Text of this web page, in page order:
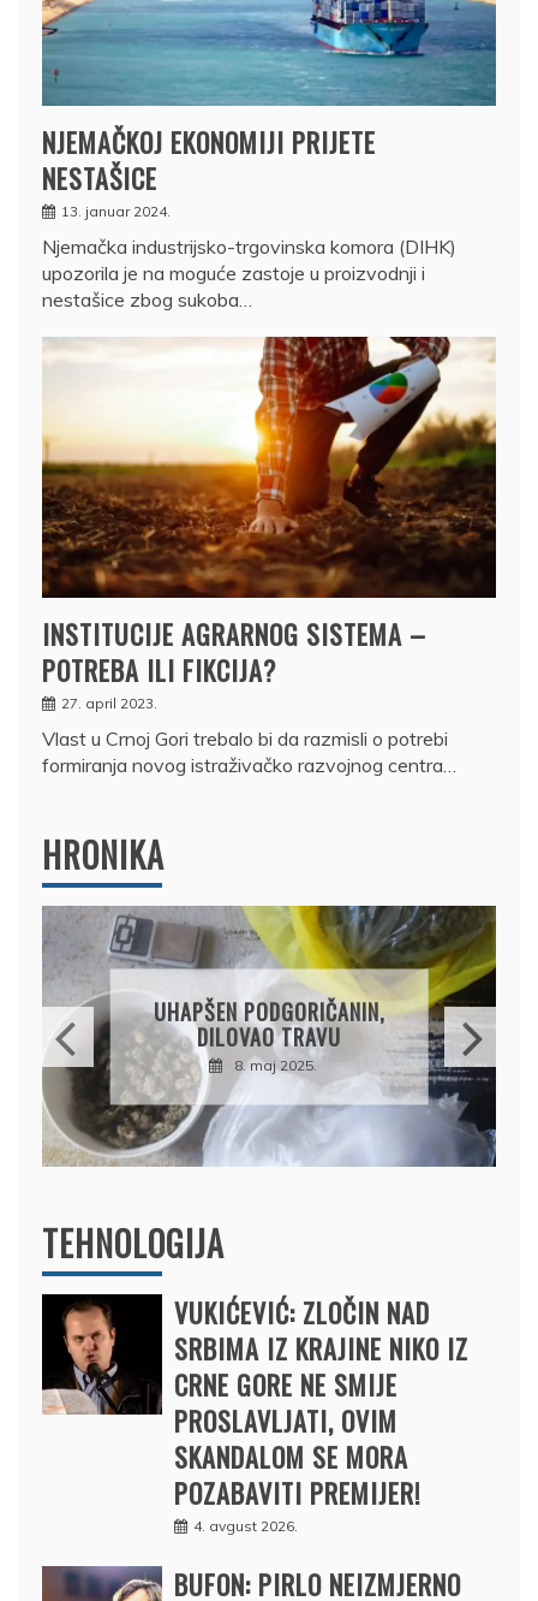
NJEMAČKOJ EKONOMIJI PRIJETE
NESTAŠICE
13. januar 2024.
Njemačka industrijsko-trgovinska komora (DIHK)
upozorila je na moguće zastoje u proizvodnji i
nestašice zbog sukoba…
INSTITUCIJE AGRARNOG SISTEMA –
POTREBA ILI FIKCIJA?
27. april 2023.
Vlast u Crnoj Gori trebalo bi da razmisli o potrebi
formiranja novog istraživačko razvojnog centra…
HRONIKA
DRŽAVLJANIN RUSIJE
OSUMNJIČEN DA JE
PRODAO TUĐI BMW,
DRŽAVU NAPUSTIO
BRODOM
12. februar 2025.
TEHNOLOGIJA
VUKIĆEVIĆ: ZLOČIN NAD
SRBIMA IZ KRAJINE NIKO IZ
CRNE GORE NE SMIJE
PROSLAVLJATI, OVIM
SKANDALOM SE MORA
POZABAVITI PREMIJER!
4. avgust 2026.
BUFON: PIRLO NEIZMJERNO